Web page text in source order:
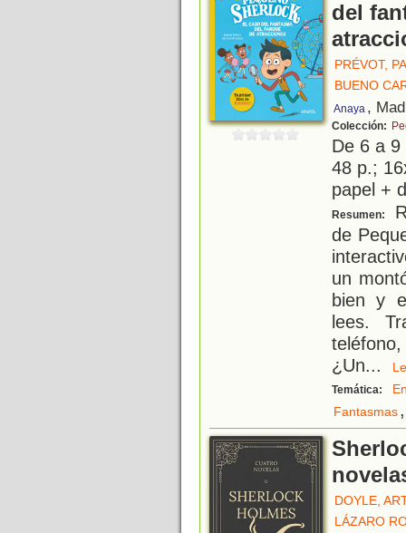
del
PRÉVOT,
BUENO
Anaya ,
Colección:
De 6 a
48 p.;
papel +
Resumen:
de
un
bien y
lees.
¿Un...
Temática:
Fantasmas,
DOYLE,
LÁZARO